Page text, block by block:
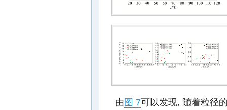
由图 7可以发现, 随着粒径